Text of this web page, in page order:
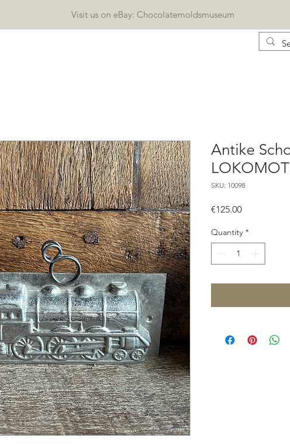
Visit us on eBay: Chocolatemoldsmuseum
Antike
SKU: 10098
€125.00Price
Quantity *